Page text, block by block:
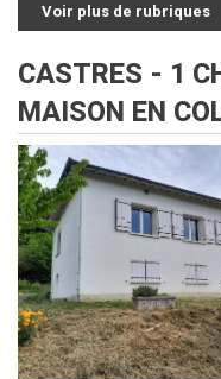
Voir plus de rubriques
CASTRES - 1
MAISON EN